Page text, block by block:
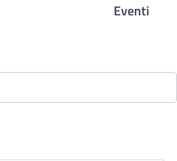
Eventi
-